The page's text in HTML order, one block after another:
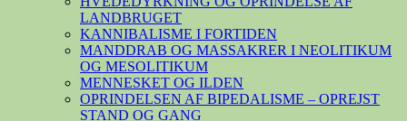
LANDBRUGET
KANNIBALISME I FORTIDEN
MANDDRAB OG MASSAKRER I NEOLITIKUM
OG MESOLITIKUM
MENNESKET OG ILDEN
OPRINDELSEN AF BIPEDALISME – OPREJST
STAND OG GANG